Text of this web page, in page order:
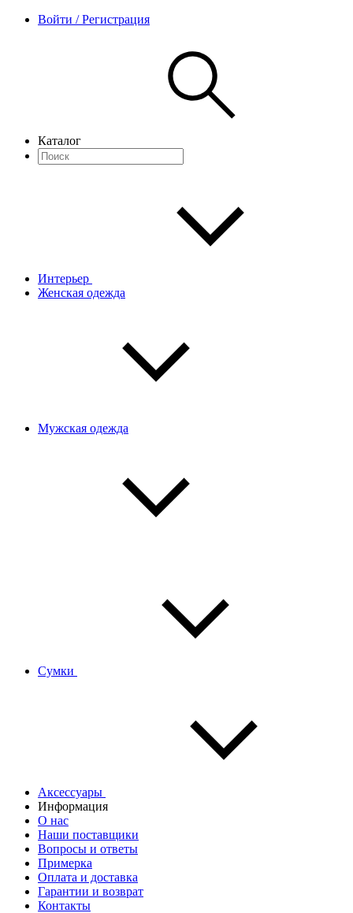
Войти / Регистрация
Каталог
Интерьер
Женская одежда
Мужская одежда
Сумки
Аксессуары
Информация
О нас
Наши поставщики
Вопросы и ответы
Примерка
Оплата и доставка
Гарантии и возврат
Контакты